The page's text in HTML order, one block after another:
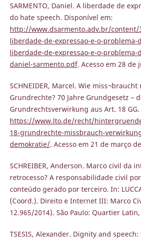
SARMENTO, Daniel. A liberdade de
do hate speech. Disponível em:
http://www.dsarmento.adv.br/content/
liberdade-de-expressao-e-o-problema-
liberdade-de-expressao-e-o-problema-
daniel-sarmento.pdf. Acesso em 28 de
SCHNEIDER, Marcel. Wie miss¬braucht
Grundrechte? 70 Jahre Grundgesetz –
Grundrechtsverwirkung aus Art. 18
https://www.lto.de/recht/
18-grundrechte-missbrauch-
demokratie/. Acesso em 21 de março
SCHREIBER, Anderson. Marco civil da
retrocesso? A responsabilidade civil
conteúdo gerado por terceiro. In:
(Coord.). Direito e Internet III: Marco
12.965/2014). São Paulo: Quartier
TSESIS, Alexander. Dignity and